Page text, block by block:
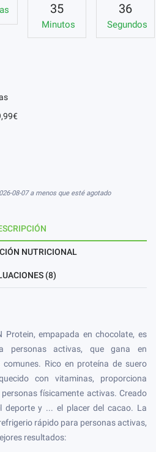
35
Minutos
35
Segundos
08-07 a menos que esté agotado
NUTRICIONAL
(8)
Protein, empapada en chocolate, es
personas activas, que gana en
Rico en proteína de suero
con vitaminas, proporciona
físicamente activas. Creado
deporte y ... el placer del cacao. La
rápido para personas activas,
resultados: